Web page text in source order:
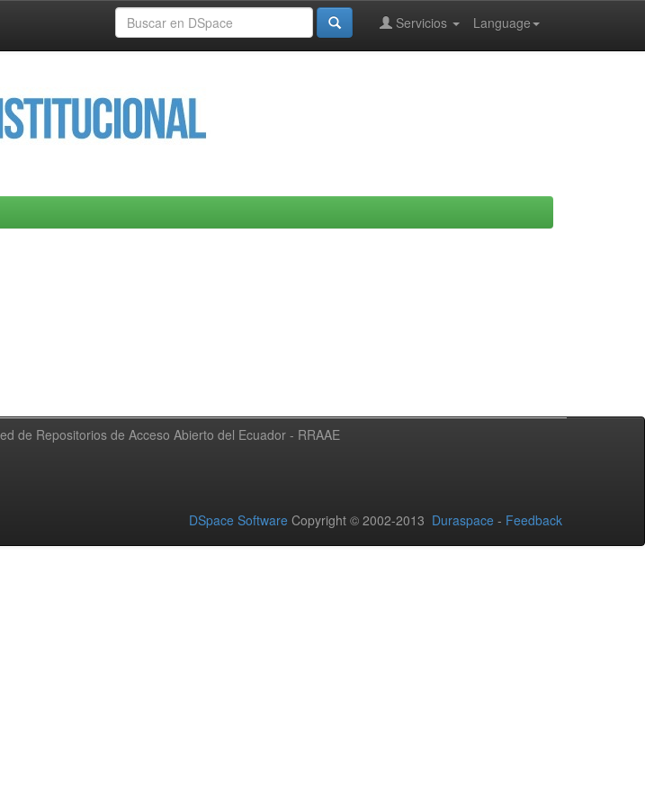
Language
Servicios
de Repositorios de Acceso Abierto del Ecuador - RRAAE
DSpace Software Copyright © 2002-2013 Duraspace - Feedback